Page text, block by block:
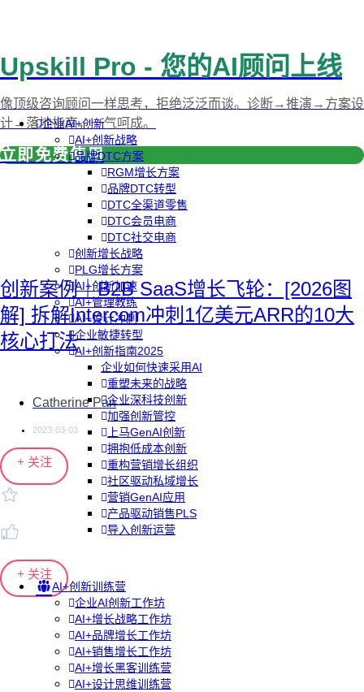
企业AI+创新
AI+创新战略
品牌DTC方案
RGM增长方案
品牌DTC转型
DTC全渠道零售
DTC会员电商
DTC社交电商
创新增长战略
PLG增长方案
AI+创新加速
AI+管理教练
AI+设计冲刺
企业敏捷转型
AI+创新指南2025
企业如何快速采用AI
重塑未来的战略
企业深科技创新
加强创新管控
上马GenAI创新
拥抱低成本创新
重构营销增长组织
社区驱动私域增长
营销GenAI应用
产品驱动销售PLS
导入创新运营
AI+创新训练营
企业AI创新工作坊
AI+增长战略工作坊
AI+品牌增长工作坊
AI+销售增长工作坊
AI+增长黑客训练营
AI+设计思维训练营
Upskill Pro - 您的AI顾问上线
像顶级咨询顾问一样思考，拒绝泛泛而谈。诊断→推演→方案设
计→落地指南，一气呵成。
立即免费使用
创新案例｜B2B SaaS增长飞轮：[2026图
解] 拆解Intercom冲刺1亿美元ARR的10大
核心打法
Catherine Pan
2023-03-03
+ 关注
+ 关注